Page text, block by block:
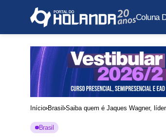
Coluna
Início Brasil Saiba quem é Jaques Wagner,
Brasil